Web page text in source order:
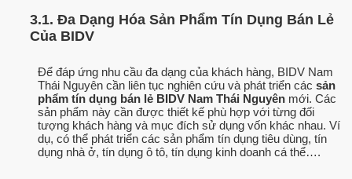
3.1. Đa Dạng Hóa Sản Phẩm Tín Dụng Bán Lẻ
Của BIDV
Để đáp ứng nhu cầu đa dạng của khách hàng, BIDV Nam
Thái Nguyên cần liên tục nghiên cứu và phát triển các sản
phẩm tín dụng bán lẻ BIDV Nam Thái Nguyên mới. Các
sản phẩm này cần được thiết kế phù hợp với từng đối
tượng khách hàng và mục đích sử dụng vốn khác nhau. Ví
dụ, có thể phát triển các sản phẩm tín dụng tiêu dùng, tín
dụng nhà ở, tín dụng ô tô, tín dụng kinh doanh cá thể….